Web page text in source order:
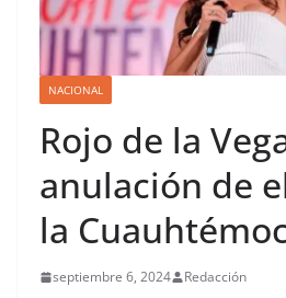
NACIONAL
Rojo de la
anulación de
la
septiembre 6, 2024 Redacción